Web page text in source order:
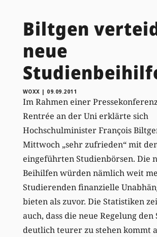
Biltgen
neue
WOXX | 09.09.2011
Im Rahmen einer
Rentrée an der Uni erklärte sich
Hochschulminister François
Mittwoch „sehr zufrieden“ mit
eingeführten Studienbörsen. Die
Beihilfen würden nämlich weit
Studierenden finanzielle
bieten als zuvor. Die Statistiken
auch, dass die neue Regelung den
deutlich teurer zu stehen kommt